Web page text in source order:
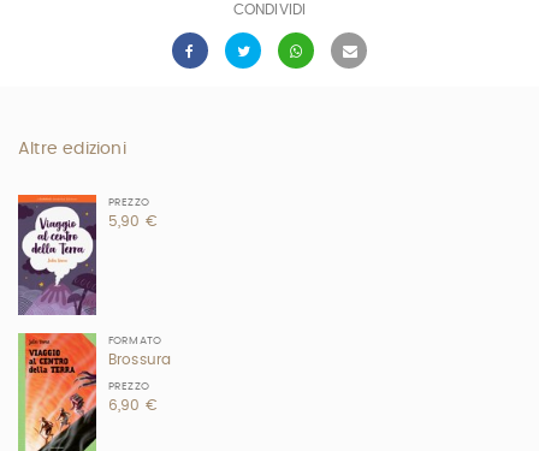
CONDIVIDI
Altre edizioni
PREZZO
5,90 €
FORMATO
Brossura
PREZZO
6,90 €